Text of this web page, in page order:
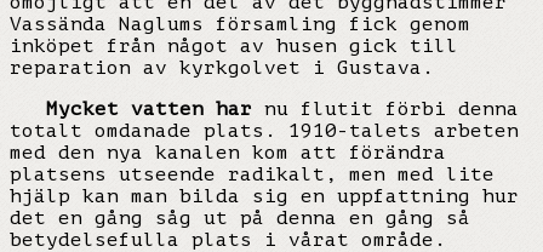
Vassända Naglums församling fick genom
inköpet från något av husen gick till
reparation av kyrkgolvet i Gustava.
Mycket vatten har nu flutit förbi denna
totalt omdanade plats. 1910-talets arbeten
med den nya kanalen kom att förändra
platsens utseende radikalt, men med lite
hjälp kan man bilda sig en uppfattning hur
det en gång såg ut på denna en gång så
betydelsefulla plats i vårat område.